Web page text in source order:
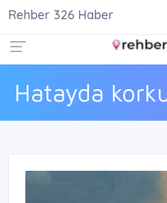
Hatayda
Rehber 326 Haber